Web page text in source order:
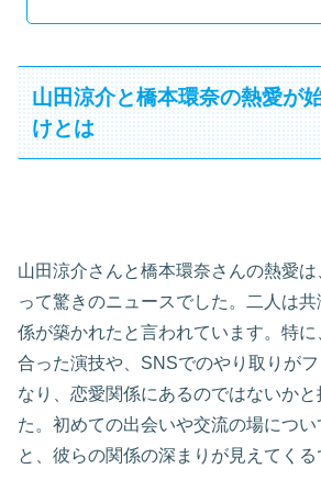
山田涼介と橋本環奈の熱愛が
けとは
山田涼介さんと橋本環奈さんの熱愛
って驚きのニュースでした。二人は
係が築かれたと言われています。特
合った演技や、SNSでのやり取りが
なり、恋愛関係にあるのではないか
た。初めての出会いや交流の場につ
と、彼らの関係の深まりが見えてくる